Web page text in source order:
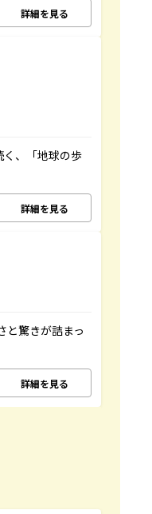
詳細を見る
、「地球の歩
詳細を見る
と驚きが詰まっ
詳細を見る